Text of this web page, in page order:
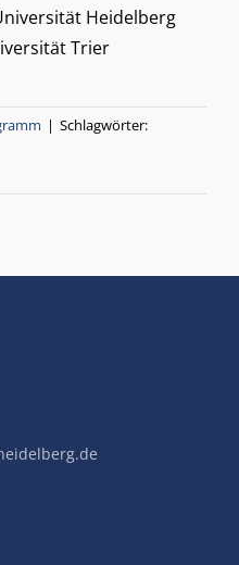
Heidelberg
Trier
| Schlagwörter: